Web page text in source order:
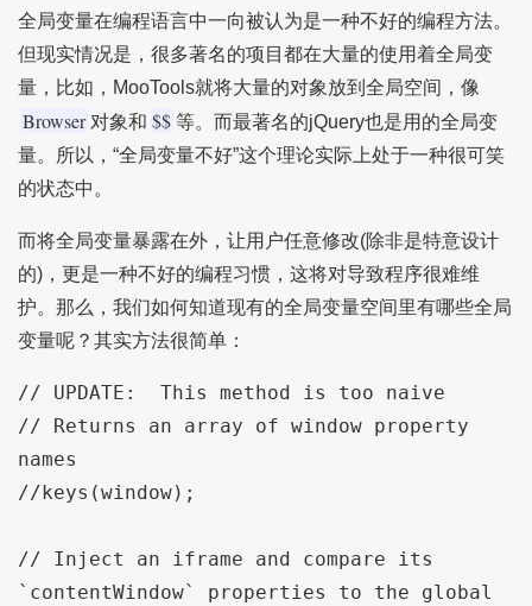
全局变量在编程语言中一向被认为是一种不好的编程方法。
但现实情况是，很多著名的项目都在大量的使用着全局变
量，比如，MooTools就将大量的对象放到全局空间，像
Browser 对象和 $$ 等。而最著名的jQuery也是用的全局变
量。所以，“全局变量不好”这个理论实际上处于一种很可笑
的状态中。
而将全局变量暴露在外，让用户任意修改(除非是特意设计
的)，更是一种不好的编程习惯，这将对导致程序很难维
护。那么，我们如何知道现有的全局变量空间里有哪些全局
变量呢？其实方法很简单：
// UPDATE:  This method is too naive
// Returns an array of window property
names
//keys(window);
// Inject an iframe and compare its
`contentWindow` properties to the global